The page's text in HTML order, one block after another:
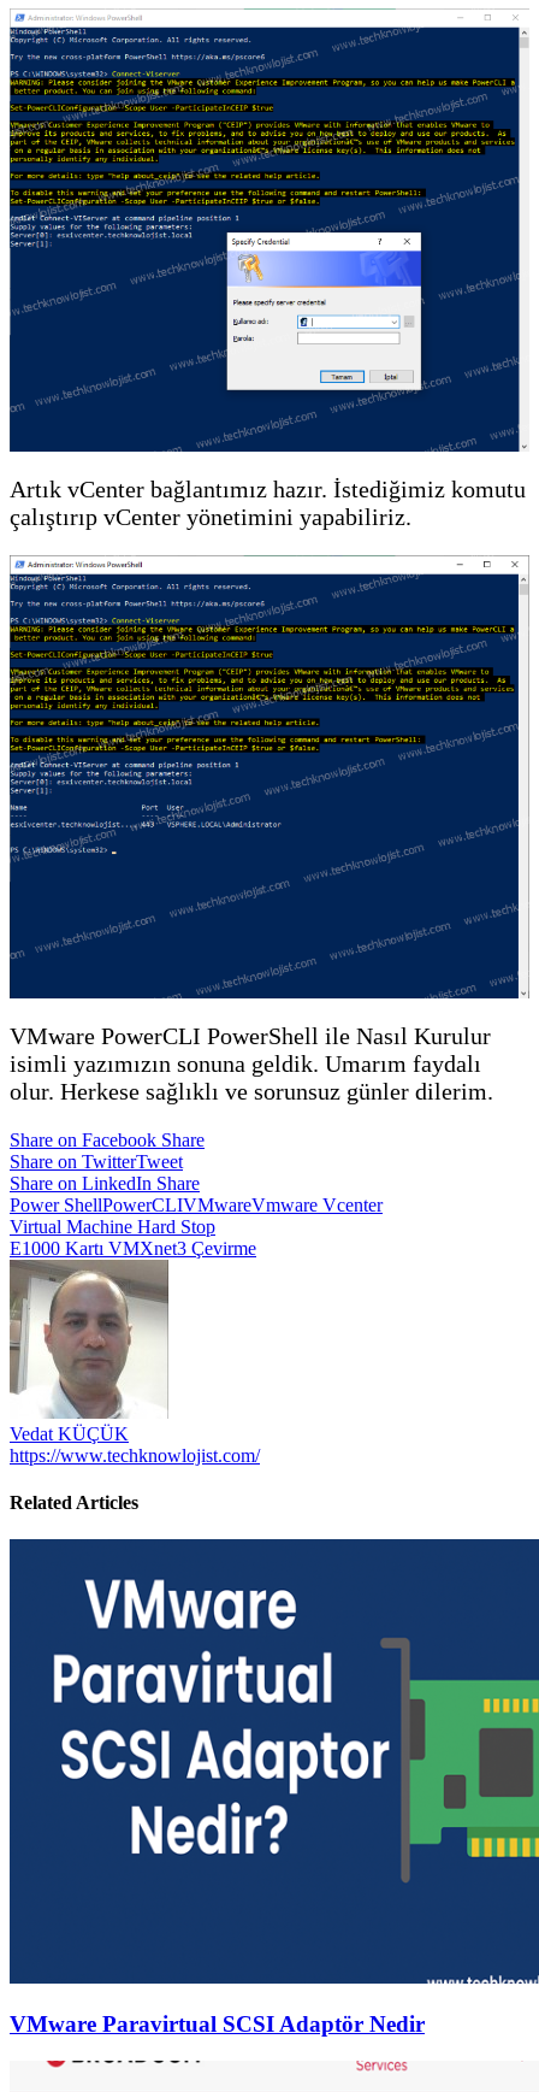
Artık vCenter bağlantımız hazır. İstediğimiz komutu
çalıştırıp vCenter yönetimini yapabiliriz.
VMware PowerCLI PowerShell ile Nasıl Kurulur
isimli yazımızın sonuna geldik. Umarım faydalı
olur. Herkese sağlıklı ve sorunsuz günler dilerim.
Share on Facebook Share
Share on TwitterTweet
Share on LinkedIn Share
Power ShellPowerCLIVMwareVmware Vcenter
Yazı
gezinmesi
Virtual Machine Hard Stop
E1000 Kartı VMXnet3 Çevirme
Vedat KÜÇÜK
https://www.techknowlojist.com/
Related Articles
VMware Paravirtual SCSI Adaptör Nedir